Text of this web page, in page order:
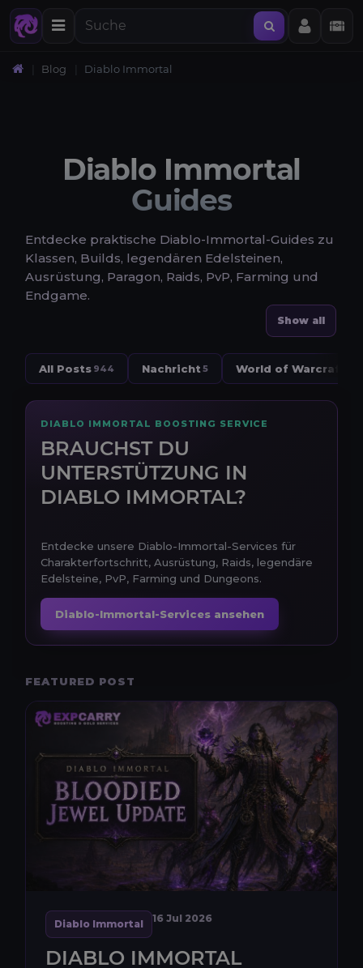
Blog Diablo Immortal
Diablo Immortal
Guides
Entdecke praktische Diablo-Immortal-Guides zu
Klassen, Builds, legendären Edelsteinen,
Ausrüstung, Paragon, Raids, PvP, Farming und
Endgame.
Show all
All Posts 944 Nachricht 5 World of Warcraft
DIABLO IMMORTAL BOOSTING SERVICE
BRAUCHST DU
UNTERSTÜTZUNG IN
DIABLO IMMORTAL?
Entdecke unsere Diablo-Immortal-Services für
Charakterfortschritt, Ausrüstung, Raids, legendäre
Edelsteine, PvP, Farming und Dungeons.
Diablo-Immortal-Services ansehen
FEATURED POST
Diablo Immortal 16 Jul 2026
DIABLO IMMORTAL